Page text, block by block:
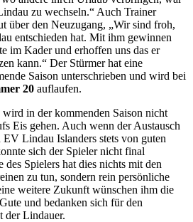
zu wechseln.“ Auch Trainer
über den Neuzugang, „Wir sind froh,
entschieden hat. Mit ihm gewinnen
im Kader und erhoffen uns das er
kann.“ Der Stürmer hat eine
Saison unterschrieben und wird bei
20 auflaufen.
wird in der kommenden Saison nicht
Eis gehen. Auch wenn der Austausch
Lindau Islanders stets von guten
sich der Spieler nicht final
des Spielers hat dies nichts mit den
zu tun, sondern rein persönliche
weitere Zukunft wünschen ihm die
und bedanken sich für den
der Lindauer.